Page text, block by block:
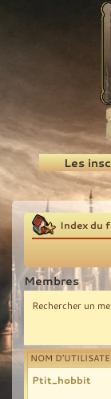
Recherche
Les
Index du
Membres
Rechercher un
NOM
Ptit_hobbit